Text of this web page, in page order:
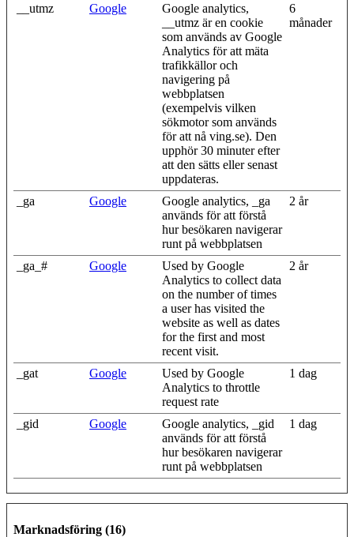
__utmz Google
Google analytics,
__utmz är en cookie
som används av Google
Analytics för att mäta
trafikkällor och
navigering på
webbplatsen
(exempelvis vilken
sökmotor som används
för att nå ving.se). Den
upphör 30 minuter efter
att den sätts eller senast
uppdateras.
6
månader
_ga Google
Google analytics, _ga
används för att förstå
hur besökaren navigerar
runt på webbplatsen
2 år
_ga_# Google
Used by Google
Analytics to collect data
on the number of times
a user has visited the
website as well as dates
for the first and most
recent visit.
2 år
_gat Google
Used by Google
Analytics to throttle
request rate
1 dag
_gid Google
Google analytics, _gid
används för att förstå
hur besökaren navigerar
runt på webbplatsen
1 dag
Marknadsföring (16)